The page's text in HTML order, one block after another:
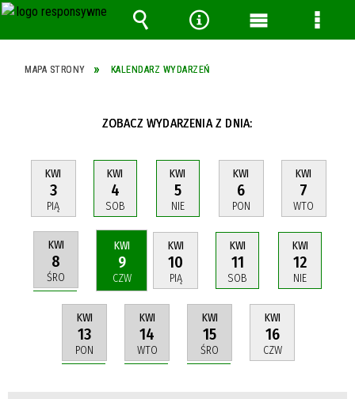
MAPA STRONY KALENDARZ WYDARZEŃ
ZOBACZ WYDARZENIA Z DNIA:
KWI
3
PIĄ
KWI
4
SOB
KWI
5
NIE
KWI
6
PON
KWI
7
WTO
KWI
8
ŚRO
KWI
9
CZW
KWI
10
PIĄ
KWI
11
SOB
KWI
12
NIE
KWI
13
PON
KWI
14
WTO
KWI
15
ŚRO
KWI
16
CZW
Wyszukiwarka
NarzędziaMenu
Menu